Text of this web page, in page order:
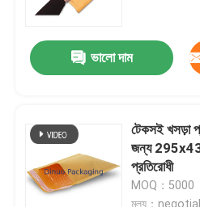
ভালো দাম
টেকসই খসড়া
জন্য
প্রতিরোধী
MOQ：5000
মূল্য：